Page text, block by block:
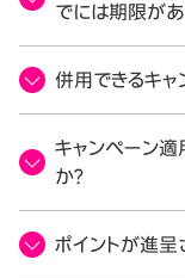
でには期限があ
併用できるキャ
キャンペーン
か？
ポイントが進呈